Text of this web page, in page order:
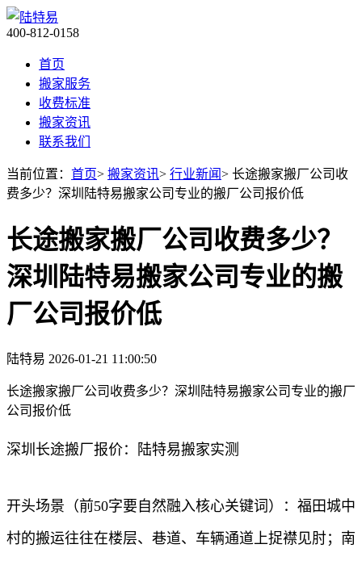
400-812-0158
首页
搬家服务
收费标准
搬家资讯
联系我们
当前位置： 首页> 搬家资讯> 行业新闻> 长途搬家搬厂公司收
费多少？深圳陆特易搬家公司专业的搬厂公司报价低
长途搬家搬厂公司收费多少？
深圳陆特易搬家公司专业的搬
厂公司报价低
陆特易 2026-01-21 11:00:50
长途搬家搬厂公司收费多少？深圳陆特易搬家公司专业的搬厂
公司报价低
深圳长途搬厂报价：陆特易搬家实测
开头场景（前50字要自然融入核心关键词）：福田城中
村的搬运往往在楼层、巷道、车辆通道上捉襟见肘；南